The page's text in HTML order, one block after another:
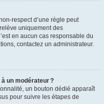
respect d’une règle peut
uniquement des
en aucun cas responsable du
contactez un administrateur.
un modérateur ?
un bouton dédié apparaît
pour suivre les étapes de